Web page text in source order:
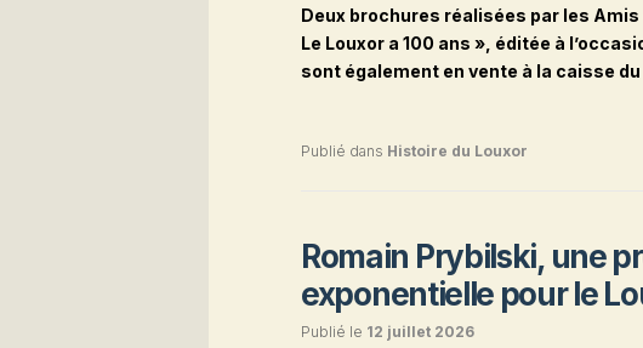
Deux brochures réalisées par les Amis
Le Louxor a 100 ans », éditée à
sont également en vente à la caisse du
Publié dans Histoire du Louxor
Romain Prybilski, une
exponentielle pour le
Publié le 12 juillet 2026